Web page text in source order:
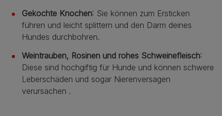
Gekochte Knochen: Sie können zum Ersticken
führen und leicht splittern und den Darm deines
Hundes durchbohren.
Weintrauben, Rosinen und rohes Schweinefleisch:
Diese sind hochgiftig für Hunde und können schwere
Leberschäden und sogar Nierenversagen
verursachen .